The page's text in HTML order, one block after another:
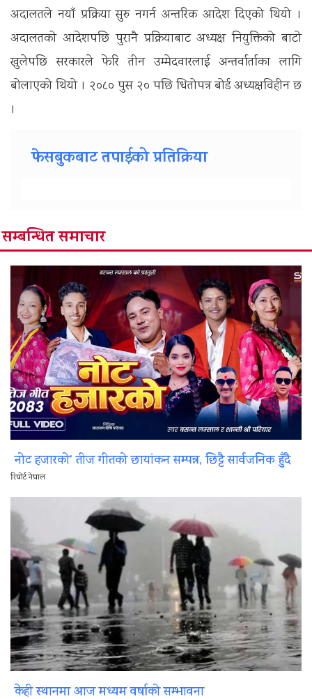
अदालतले नयाँ प्रक्रिया सुरु नगर्न अन्तरिक आदेश दिएको थियो ।
अदालतको आदेशपछि पुरानै प्रक्रियाबाट अध्यक्ष नियुक्तिको बाटो
खुलेपछि सरकारले फेरि तीन उम्मेदवारलाई अन्तर्वार्ताका लागि
बोलाएको थियो । २०८० पुस २० पछि धितोपत्र बोर्ड अध्यक्षविहीन छ
।
फेसबुकबाट तपाईको प्रतिक्रिया
सम्बन्धित समाचार
नोट हजारको’ तीज गीतको छायांकन सम्पन्न, छिट्टै सार्वजनिक हुँदै
रिपोर्ट नेपाल
केही स्थानमा आज मध्यम वर्षाको सम्भावना